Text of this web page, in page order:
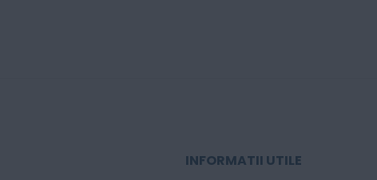
INFORMATII UTILE